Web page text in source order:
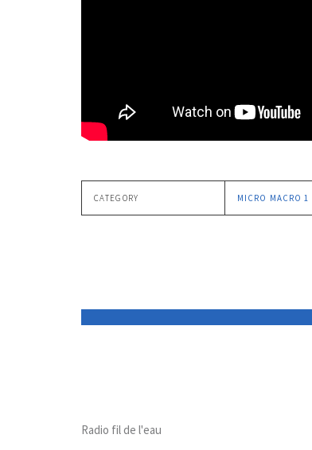
CATEGORY MICRO MACRO 1
Radio fil de l'eau